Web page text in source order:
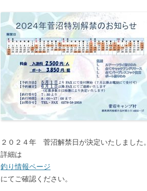
２０２４年 菅沼解禁日が決定いたしました。
詳細は
釣り情報ページ
にてご確認ください。